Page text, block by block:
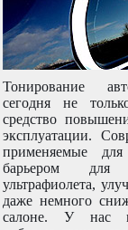
Тонирование
сегодня не
средство
эксплуатации.
применяемые
барьером для
ультрафиолета,
даже немного
салоне. У нас